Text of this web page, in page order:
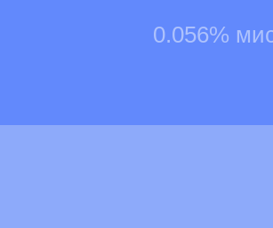
0.056%